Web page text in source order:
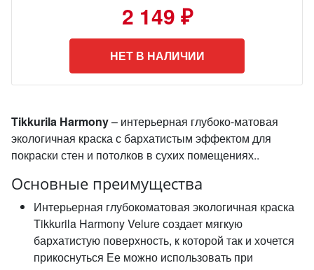
2 149 ₽
НЕТ В НАЛИЧИИ
Tikkurila Harmony– интерьерная глубоко-матовая
экологичная краска с бархатистым эффектом для
покраски стен и потолков в сухих помещениях..
Основные преимущества
Интерьерная глубокоматовая экологичная краска
Tikkurila Harmony Velure создает мягкую
бархатистую поверхность, к которой так и хочется
прикоснуться Ее можно использовать при